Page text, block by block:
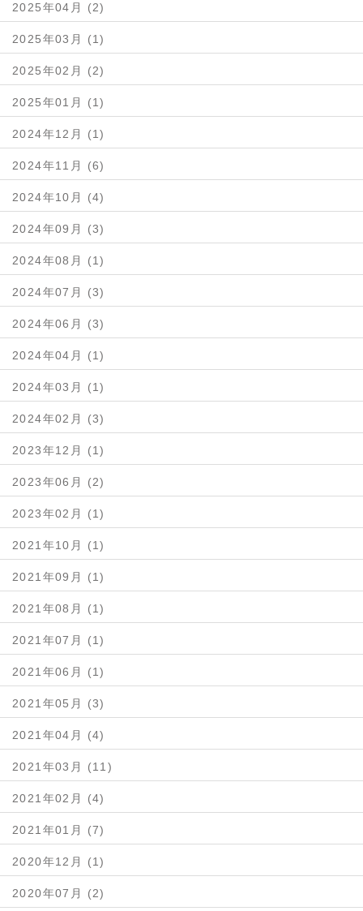
2025年04月 (2)
2025年03月 (1)
2025年02月 (2)
2025年01月 (1)
2024年12月 (1)
2024年11月 (6)
2024年10月 (4)
2024年09月 (3)
2024年08月 (1)
2024年07月 (3)
2024年06月 (3)
2024年04月 (1)
2024年03月 (1)
2024年02月 (3)
2023年12月 (1)
2023年06月 (2)
2023年02月 (1)
2021年10月 (1)
2021年09月 (1)
2021年08月 (1)
2021年07月 (1)
2021年06月 (1)
2021年05月 (3)
2021年04月 (4)
2021年03月 (11)
2021年02月 (4)
2021年01月 (7)
2020年12月 (1)
2020年07月 (2)